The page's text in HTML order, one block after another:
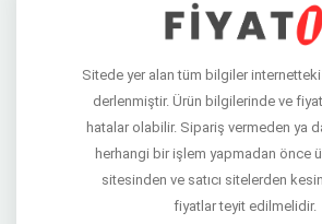
Sitede yer alan tüm bilgiler
derlenmiştir. Ürün bilgilerinde ve
hatalar olabilir. Sipariş vermeden ya
herhangi bir işlem yapmadan önce
sitesinden ve satıcı sitelerden
fiyatlar teyit edilmelidir.